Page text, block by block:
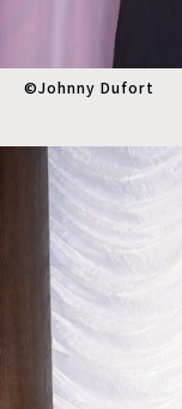
©︎Johnny Dufort